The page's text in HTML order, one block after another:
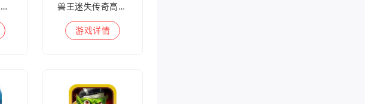
宫廷q传手游百度版 兽王迷失传奇高爆版
游戏详情